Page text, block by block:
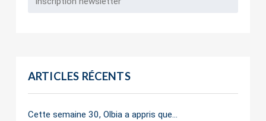
ARTICLES RÉCENTS
Cette semaine 30, Olbia a appris que…